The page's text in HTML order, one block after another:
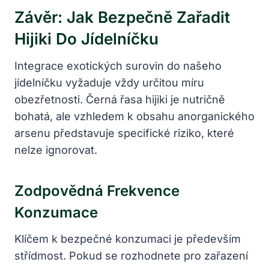
Závěr: Jak Bezpečně Zařadit
Hijiki Do Jídelníčku
Integrace exotických surovin do našeho
jídelníčku vyžaduje vždy určitou míru
obezřetnosti. Černá řasa hijiki je nutričně
bohatá, ale vzhledem k obsahu anorganického
arsenu představuje specifické riziko, které
nelze ignorovat.
Zodpovědná Frekvence
Konzumace
Klíčem k bezpečné konzumaci je především
střídmost. Pokud se rozhodnete pro zařazení